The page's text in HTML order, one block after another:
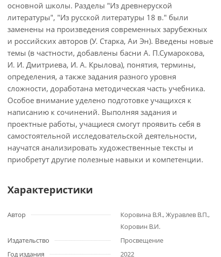
основной школы. Разделы "Из древнеруской
литературы", "Из русской литературы 18 в." были
заменены на произведения современных зарубежных
и российских авторов (У. Старка, Аи Эн). Введены новые
темы (в частности, добавлены басни А. П.Сумарокова,
И. И. Дмитриева, И. А. Крылова), понятия, термины,
определения, а также задания разного уровня
сложности, доработана методическая часть учебника.
Особое внимание уделено подготовке учащихся к
написанию к сочинений. Выполняя задания и
проектные работы, учащиеся смогут проявить себя в
самостоятельной исследовательской деятельности,
научатся анализировать художественные тексты и
приобретут другие полезные навыки и компетенции.
Характеристики
Автор
Коровина В.Я., Журавлев В.П.,
Коровин В.И.
Издательство
Просвещение
Год издания
2022